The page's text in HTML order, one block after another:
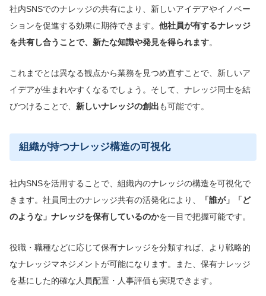
社内SNSでのナレッジの共有により、新しいアイデアやイノベー
ションを促進する効果に期待できます。 他社員が有するナレッジ
を共有し合うことで、新たな知識や発見を得られます。
これまでとは異なる観点から業務を見つめ直すことで、新しいア
イデアが生まれやすくなるでしょう。そして、ナレッジ同士を結
びつけることで、 新しいナレッジの創出も可能です。
組織が持つナレッジ構造の可視化
社内SNSを活用することで、組織内のナレッジの構造を可視化で
きます。社員同士のナレッジ共有の活発化により、
「誰が」「ど
のような」ナレッジを保有しているのかを一目で把握可能です。
役職・職種などに応じて保有ナレッジを分類すれば、より戦略的
なナレッジマネジメントが可能になります。また、保有ナレッジ
を基にした的確な人員配置・人事評価も実現できます。